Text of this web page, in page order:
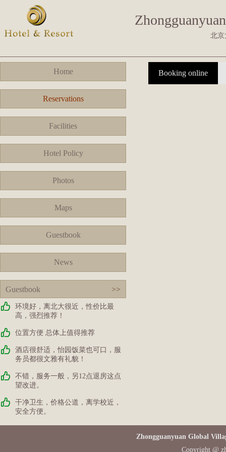
北京
Home
Reservations
Facilities
Hotel Policy
Photos
Maps
Guestbook
News
Guestbook >>
环境好，离北大很近，性价比最
高，强烈推荐！
位置方便 总体上值得推荐
酒店很舒适，怡园饭菜也可口，服
务员都很文雅有礼貌！
不错，服务一般，另12点退房这点
望改进。
干净卫生，价格公道，离学校近，
安全方便。
Booking online
Zhongguanyuan Global
Copyright @